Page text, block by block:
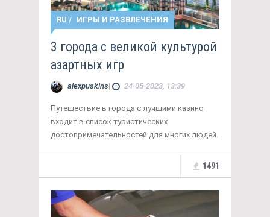
RU / ИГРЫ И РАЗВЛЕЧЕНИЯ
3 города с великой культурой
азартных игр
alexpuskins| 24-05-2023, 13:39
Путешествие в города с лучшими казино
входит в список туристических
достопримечательностей для многих людей.
1491